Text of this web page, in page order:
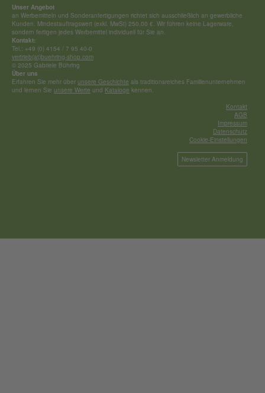
Unser Angebot
an Werbemitteln und Sonderan­fertigungen richtet sich ausschließ­lich an gewerbliche
Kunden. Mindestauftragswert (exkl. MwSt) 250,00 €. Wir führen keine Lagerware,
sondern fertigen jedes Werbemittel individuell für Sie an.
Kontakt:
Tel.: +49 (0) 4154 / 7 95 40-0
vertrieb(at)buehring-shop.com
© 2025 Gabriele Bühring
Über uns
Erfahren Sie mehr über unsere Geschichte als traditionsreiches Familienunternehmen
und lernen Sie unsere Werte und Kataloge kennen.
Kontakt
AGB
Impressum
Datenschutz
Cookie-Einstellungen
Newsletter Anmeldung